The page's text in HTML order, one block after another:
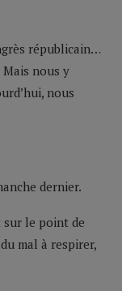
républicain…
Mais nous y
nous
dernier.
sur le point de
mal à respirer,